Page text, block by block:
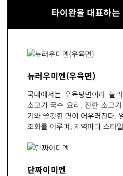
타이완을 대표하는
뉴러우미엔(우육면)
국내에서는 우육탕면이라 불
소고기 국수 요리. 진한 소고
기와 쫄깃한 면이 어우러진다.
조화를 이루며, 지역마다 스타
단짜이미엔